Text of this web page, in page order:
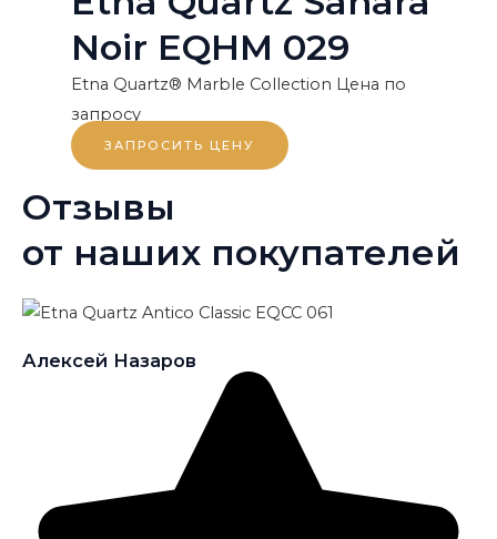
Noir EQHM 029
Etna Quartz® Marble Collection Цена по
запросу
ЗАПРОСИТЬ ЦЕНУ
Отзывы
от наших покупателей
Алексей Назаров